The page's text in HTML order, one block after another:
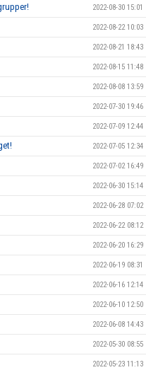
2022-08-30 15:01
2022-08-22 10:03
2022-08-21 18:43
2022-08-15 11:48
2022-08-08 13:59
2022-07-30 19:46
2022-07-09 12:44
2022-07-05 12:34
2022-07-02 16:49
2022-06-30 15:14
2022-06-28 07:02
2022-06-22 08:12
2022-06-20 16:29
2022-06-19 08:31
2022-06-16 12:14
2022-06-10 12:50
2022-06-08 14:43
2022-05-30 08:55
2022-05-23 11:13